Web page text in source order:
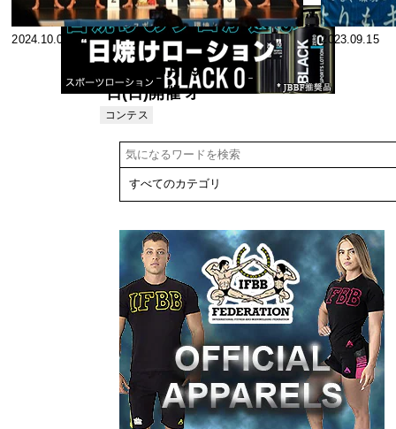
2024.10.01
2024年9月29
日(日)開催 オ
ールジャパン
チャンピオン
シップス
2024【表彰・
コンテス
2023.09.15